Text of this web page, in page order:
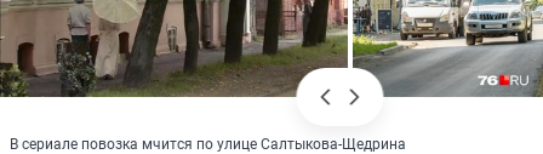
В сериале повозка мчится по улице Салтыкова-Щедрина